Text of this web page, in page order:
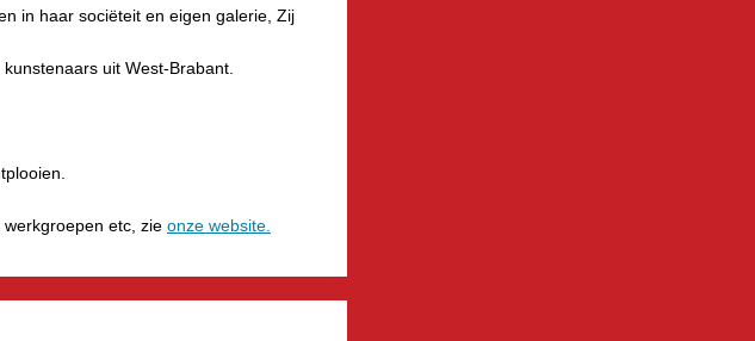
in haar sociëteit en eigen galerie, Zij
uit West-Brabant.
etc, zie onze website.